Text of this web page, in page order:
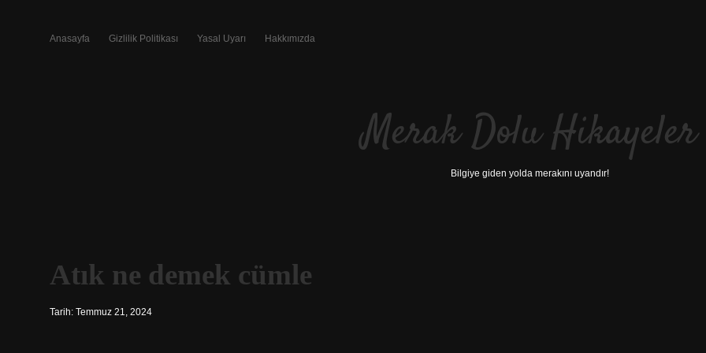
Anasayfa Gizlilik Politikası Yasal Uyarı Hakkımızda
Merak Dolu Hikayeler
Bilgiye giden yolda merakını uyandır!
Atık ne demek cümle
Tarih: Temmuz 21, 2024